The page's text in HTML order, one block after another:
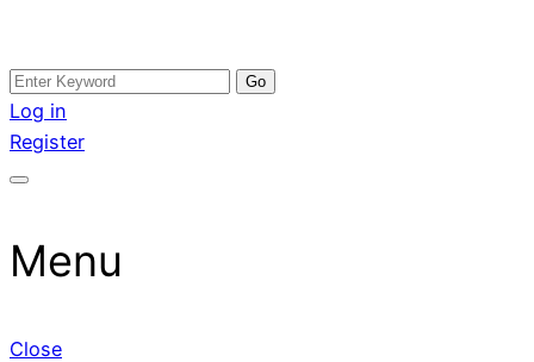
Skip
to
content
อสังหาโพสต์ รีวิวเยอะ รับจ้างโพสต์ขายบ้าน รับจ้างโพสต์อสัง
หา แตกต่างอย่างตั้งใจ รับรองผล อันดับ1 การโพสต์ขายอสังหา
กับทีมงานบริษัท บ้าน ที่ดิน คอนโด ติดGoogleหน้าแรกได้จริงๆ
รับจ้างโพสอสังหา ขายบ้าน อสังหาโพสต์ เชื่อถือได้จริง รับ
โพสต์ ที่ดิน กับทีมงานบริษัท ถูกและดีที่สุด ไม่มีค่านายหน้า
ขายได้จริงๆ ช่วยสร้างโอกาสในการขายได้มากกว่า ที่เดียว ที่
Search
for:
Log in
Register
Menu
Close